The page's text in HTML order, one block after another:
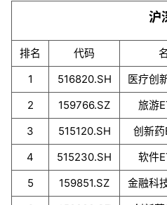
沪
排名 代码
1 516820.SH 医疗创
2 159766.SZ 旅游
3 515120.SH 创新
4 515230.SH 软件
5 159851.SZ 金融科